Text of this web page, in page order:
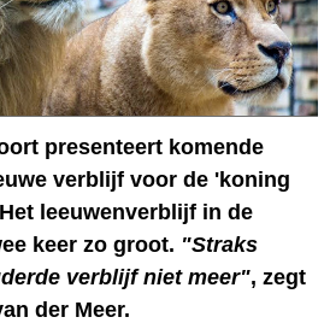
presenteert komende
verblijf voor de 'koning
leeuwenverblijf in de
keer zo groot. "Straks
verblijf niet meer", zegt
der Meer.